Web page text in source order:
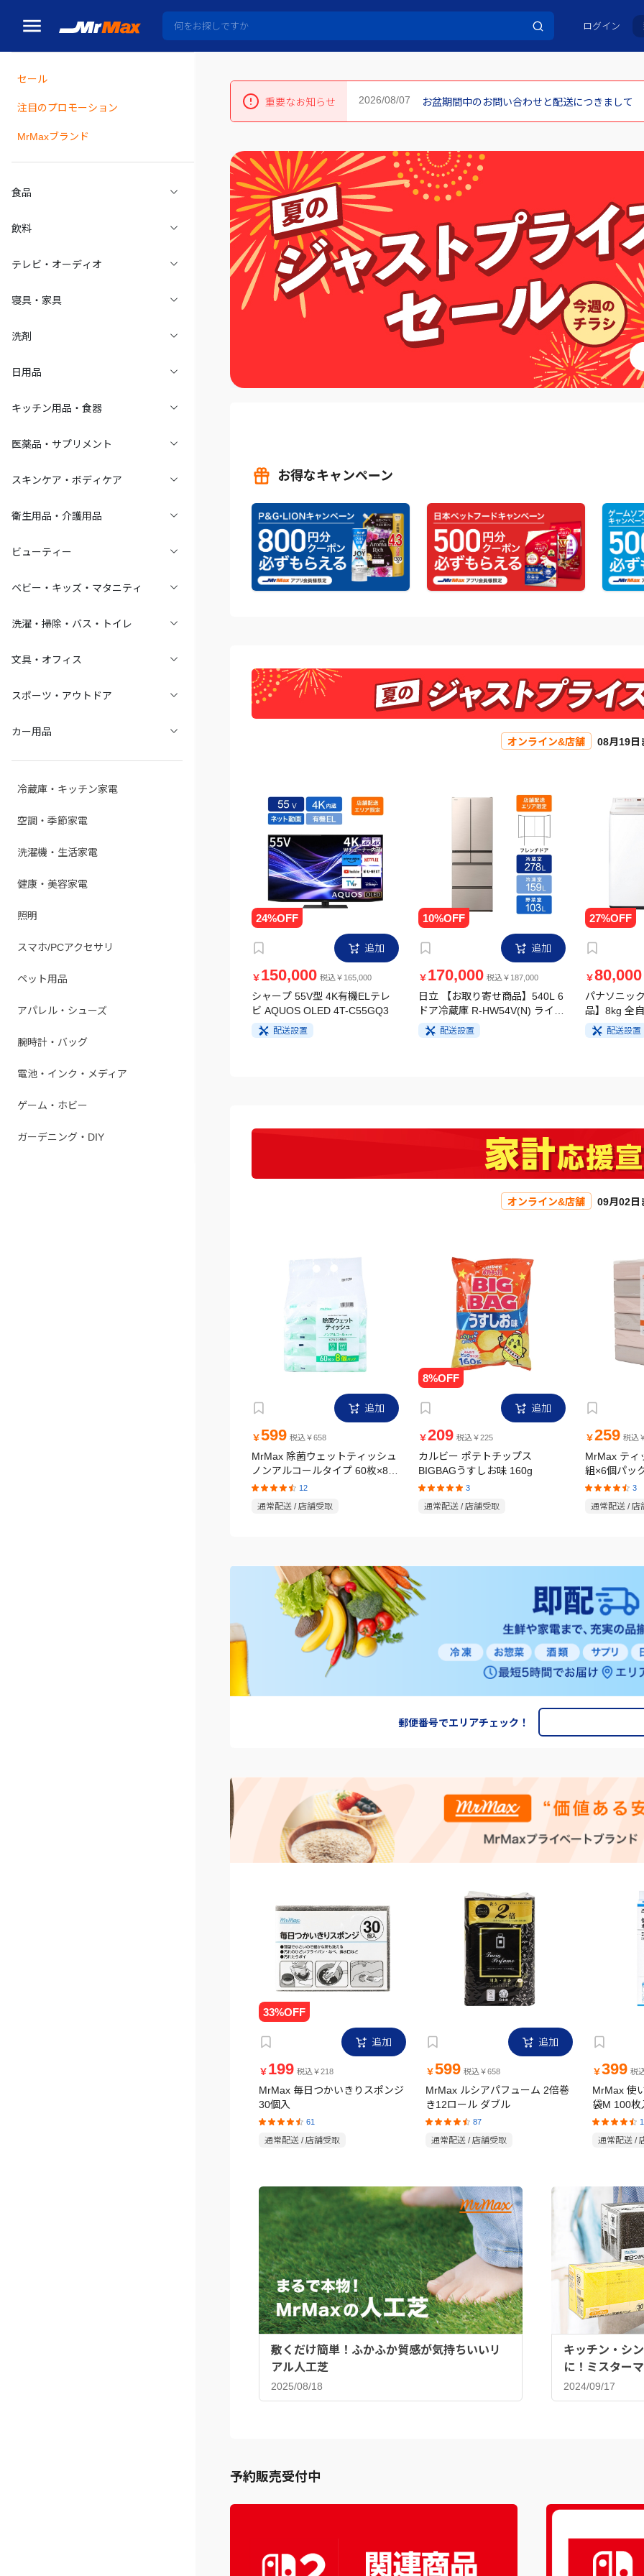
ログイン
セール
注目のプロモーション
MrMaxブランド
食品
飲料
テレビ・オーディオ
寝具・家具
洗剤
日用品
キッチン用品・食器
医薬品・サプリメント
スキンケア・ボディケア
衛生用品・介護用品
ビューティー
ベビー・キッズ・マタニティ
洗濯・掃除・バス・トイレ
文具・オフィス
スポーツ・アウトドア
カー用品
冷蔵庫・キッチン家電
空調・季節家電
洗濯機・生活家電
健康・美容家電
照明
スマホ/PCアクセサリ
ペット用品
アパレル・シューズ
腕時計・バッグ
電池・インク・メディア
ゲーム・ホビー
ガーデニング・DIY
重要なお知らせ お盆期間中のお問い合わせと配送につきまして
お得なキャンペーン
オンライン&店舗 08月19日
追加
￥ 150,000 税込￥165,000
シャープ 55V型 4K有機ELテレ
ビ AQUOS OLED 4T-C55GQ3
配送設置
追加
￥ 170,000 税込￥187,000
日立 【お取り寄せ商品】540L 6
ドア冷蔵庫 R-HW54V(N) ライト
ゴールド
配送設置
￥80,000
パナソニッ
品】8kg 全
FA8H5-W
配送設置
オンライン&店舗 09月02日
追加
￥599 税込￥658
MrMax 除菌ウェットティッシュ
ノンアルコールタイプ 60枚×8個
パック
12
通常配送 / 店舗受取
追加
￥209 税込￥225
カルビー ポテトチップス
BIGBAGうすしお味 160g
3
通常配送 / 店舗受取
￥259 税込
MrMax ティ
組×6個パッ
3
通常配送 / 店
郵便番号でエリアチェック！
追加
￥ 199 税込￥218
MrMax 毎日つかいきりスポンジ
30個入
61
通常配送 / 店舗受取
追加
￥599 税込￥658
MrMax ルシアパフューム 2倍巻
き12ロール ダブル
87
通常配送 / 店舗受取
￥399 税
MrMax 使
袋M 100枚
通常配送 /
敷くだけ簡単！ふかふか質感が気持ちいいリ
アル人工芝
2025/08/18
キッチン・シ
に！ミスター
ンジ♪
2024/09/17
予約販売受付中